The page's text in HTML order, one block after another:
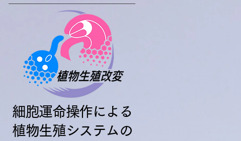
細胞運命操作による
植物生殖システムの